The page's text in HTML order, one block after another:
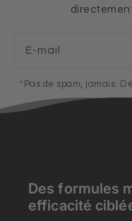
E-mail
*Pas de spam, jamais.
Des formules
efficacité